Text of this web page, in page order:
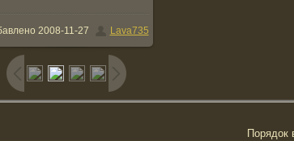
976x752 / 107.9Kb
2008-11-27 Lava735
Порядок